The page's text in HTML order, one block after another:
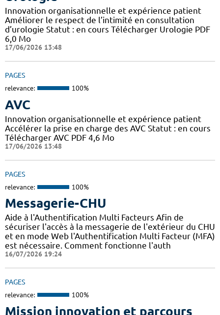
Innovation organisationnelle et expérience patient
Améliorer le respect de l’intimité en consultation
d’urologie Statut : en cours Télécharger Urologie PDF
6,0 Mo
17/06/2026 13:48
PAGES
relevance: 100%
AVC
Innovation organisationnelle et expérience patient
Accélérer la prise en charge des AVC Statut : en cours
Télécharger AVC PDF 4,6 Mo
17/06/2026 13:48
PAGES
relevance: 100%
Messagerie-CHU
Aide à l'Authentification Multi Facteurs Afin de
sécuriser l'accès à la messagerie de l'extérieur du CHU
et en mode Web l'Authentification Multi Facteur (MFA)
est nécessaire. Comment fonctionne l'auth
16/07/2026 19:24
PAGES
relevance: 100%
Mission innovation et parcours